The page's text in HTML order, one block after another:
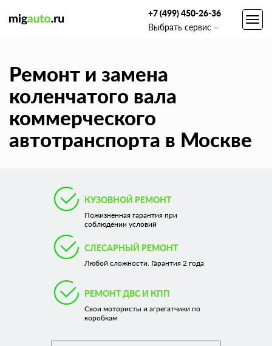
+7 (499) 450-26-36
Выбрать сервис
Ремонт и замена
коленчатого вала
коммерческого
автотранспорта в Москве
КУЗОВНОЙ РЕМОНТ
Пожизненная гарантия при
соблюдении условий
СЛЕСАРНЫЙ РЕМОНТ
Любой сложности. Гарантия 2 года
РЕМОНТ ДВС И КПП
Свои мотористы и агрегатчики по
коробкам